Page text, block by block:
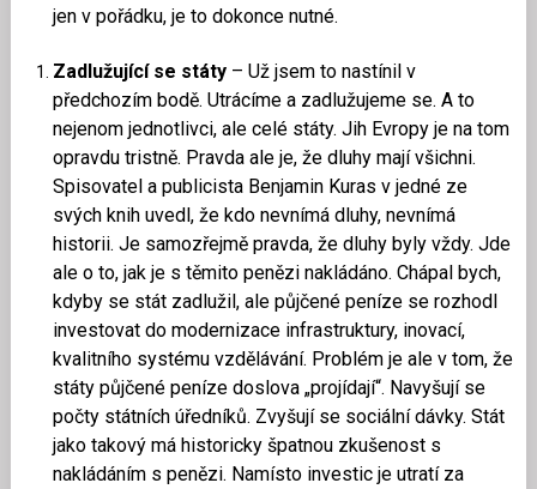
jen v pořádku, je to dokonce nutné.
Zadlužující se státy – Už jsem to nastínil v
předchozím bodě. Utrácíme a zadlužujeme se. A to
nejenom jednotlivci, ale celé státy. Jih Evropy je na tom
opravdu tristně. Pravda ale je, že dluhy mají všichni.
Spisovatel a publicista Benjamin Kuras v jedné ze
svých knih uvedl, že kdo nevnímá dluhy, nevnímá
historii. Je samozřejmě pravda, že dluhy byly vždy. Jde
ale o to, jak je s těmito penězi nakládáno. Chápal bych,
kdyby se stát zadlužil, ale půjčené peníze se rozhodl
investovat do modernizace infrastruktury, inovací,
kvalitního systému vzdělávání. Problém je ale v tom, že
státy půjčené peníze doslova „projídají“. Navyšují se
počty státních úředníků. Zvyšují se sociální dávky. Stát
jako takový má historicky špatnou zkušenost s
nakládáním s penězi. Namísto investic je utratí za